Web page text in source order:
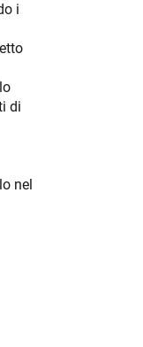
i
di
nel